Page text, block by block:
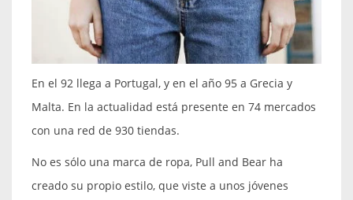
En el 92 llega a Portugal, y en el año 95 a Grecia y
Malta. En la actualidad está presente en 74 mercados
con una red de 930 tiendas.
No es sólo una marca de ropa, Pull and Bear ha
creado su propio estilo, que viste a unos jóvenes